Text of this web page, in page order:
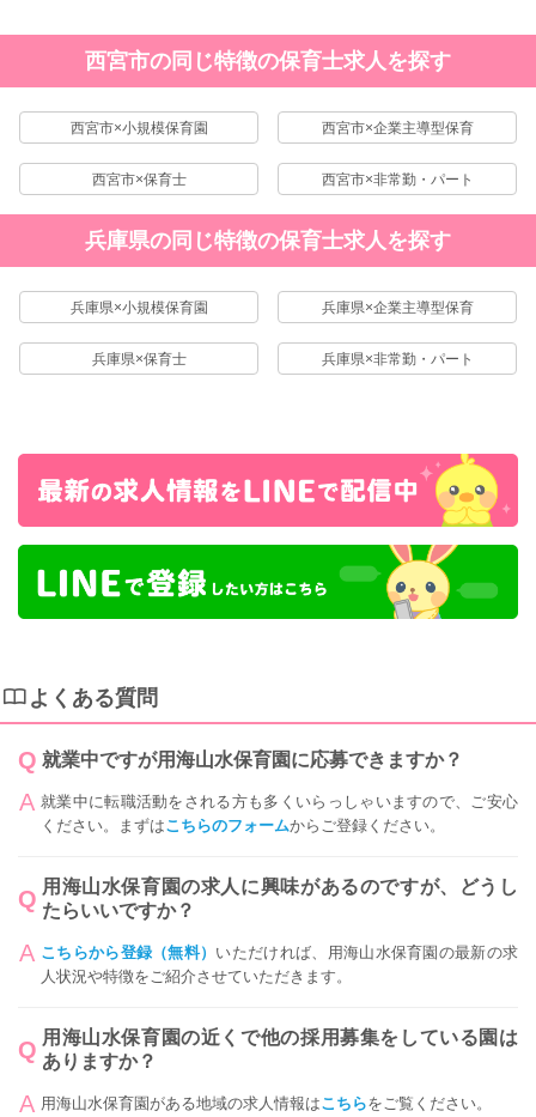
西宮市の同じ特徴の保育士求人を探す
西宮市×小規模保育園 西宮市×企業主導型保育
西宮市×保育士 西宮市×非常勤・パート
兵庫県の同じ特徴の保育士求人を探す
兵庫県×小規模保育園 兵庫県×企業主導型保育
兵庫県×保育士 兵庫県×非常勤・パート
よくある質問
就業中ですが用海山水保育園に応募できますか？
就業中に転職活動をされる方も多くいらっしゃいますので、ご安心
ください。まずはこちらのフォームからご登録ください。
用海山水保育園の求人に興味があるのですが、どうし
たらいいですか？
こちらから登録（無料） いただければ、用海山水保育園の最新の求
人状況や特徴をご紹介させていただきます。
用海山水保育園の近くで他の採用募集をしている園は
ありますか？
用海山水保育園がある地域の求人情報はこちらをご覧ください。